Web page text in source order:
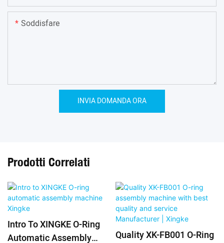
Soddisfare
INVIA DOMANDA ORA
Prodotti Correlati
Intro To XINGKE O-Ring
Automatic Assembly
Quality XK-FB001 O-Ring